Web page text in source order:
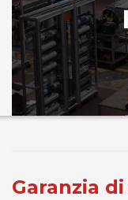
Garanzia